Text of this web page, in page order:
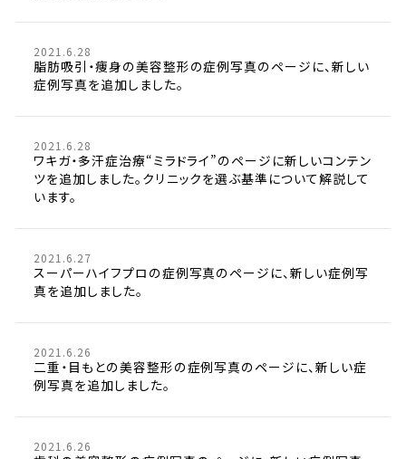
2021.6.28
脂肪吸引・痩身の美容整形の症例写真のページに、新しい
症例写真を追加しました。
2021.6.28
ワキガ・多汗症治療“ミラドライ”のページに新しいコンテン
ツを追加しました。クリニックを選ぶ基準について解説して
います。
2021.6.27
スーパーハイフプロの症例写真のページに、新しい症例写
真を追加しました。
2021.6.26
二重・目もとの美容整形の症例写真のページに、新しい症
例写真を追加しました。
2021.6.26